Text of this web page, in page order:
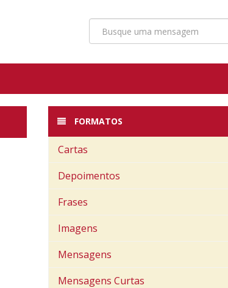
FORMATOS
Cartas
Depoimentos
Frases
Imagens
Mensagens
Mensagens Curtas